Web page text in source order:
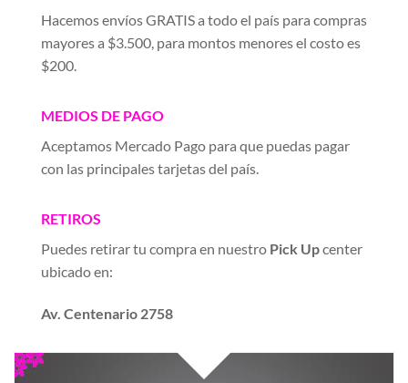
Hacemos envíos GRATIS a todo el país para compras
mayores a $3.500, para montos menores el costo es
$200.
MEDIOS DE PAGO
Aceptamos Mercado Pago para que puedas pagar
con las principales tarjetas del país.
RETIROS
Puedes retirar tu compra en nuestro Pick Upcenter
ubicado en:
Av. Centenario 2758